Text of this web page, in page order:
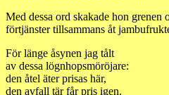
Med dessa ord skakade hon
förtjänster tillsammans åt
För länge åsynen jag tålt
av dessa lögnhopsmöröjare:
den åtel äter prisas här,
den avfall tär får pris igen.